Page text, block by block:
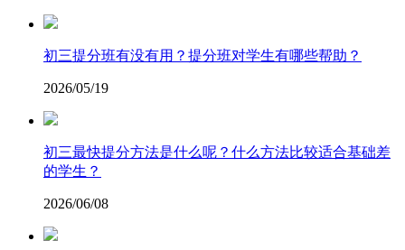
初三提分班有没有用？提分班对学生有哪些帮助？
2026/05/19
初三最快提分方法是什么呢？什么方法比较适合基础差
的学生？
2026/06/08